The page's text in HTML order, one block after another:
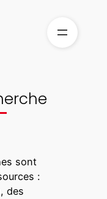
sont
:
des